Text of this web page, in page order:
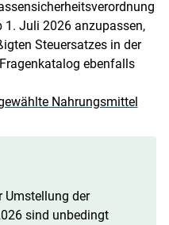
1. Juli 2026 anzupassen,
Steuersatzes in der
ebenfalls
Nahrungsmittel
Umstellung der
sind unbedingt